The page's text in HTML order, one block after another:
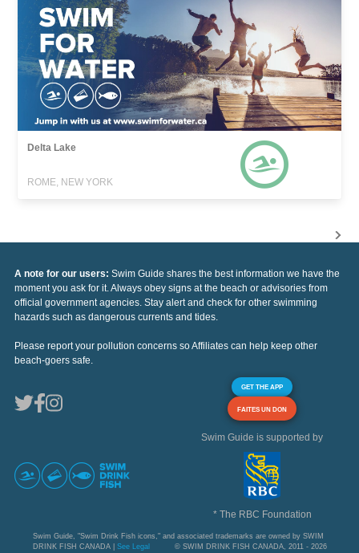
Delta Lake
ROME, NEW YORK
A note for our users: Swim Guide shares the best information we have the
moment you ask for it. Always obey signs at the beach or advisories from
official government agencies. Stay alert and check for other swimming
hazards such as dangerous currents and tides.
Please report your pollution concerns so Affiliates can help keep other
beach-goers safe.
GET THE APP
FAITES UN DON
Swim Guide is supported by
* The RBC Foundation
Swim Guide, "Swim Drink Fish icons," and associated trademarks are owned by SWIM
DRINK FISH CANADA | See Legal © SWIM DRINK FISH CANADA, 2011 - 2026